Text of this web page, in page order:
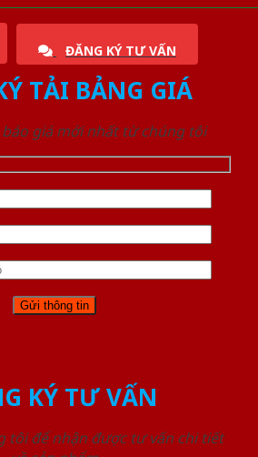
ĐĂNG KÝ TƯ VẤN
TẢI BẢNG GIÁ
giá mới nhất từ chúng tôi
KÝ TƯ VẤN
tôi để nhận được tư vấn chi tiết